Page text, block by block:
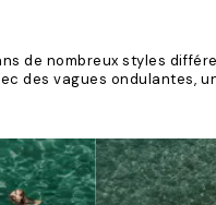
de nombreux styles
des vagues ondulantes,